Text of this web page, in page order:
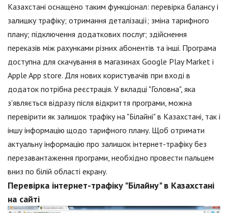
Казахстані оснащено таким функціонал: перевірка балансу і
залишку трафіку; отримання деталізації; зміна тарифного
плану; підключення додаткових послуг; здійснення
переказів між рахунками різних абонентів та інші. Програма
доступна для скачування в магазинах Google Play Market і
Apple App store. Для нових користувачів при вході в
додаток потрібна реєстрація. У вкладці "Головна", яка
з'являється відразу після відкриття програми, можна
перевірити як залишок трафіку на "Білайні" в Казахстані, так і
іншу інформацію щодо тарифного плану. Щоб отримати
актуальну інформацію про залишок інтернет-трафіку без
перезавантаження програми, необхідно провести пальцем
вниз по білій області екрану.
Перевірка інтернет-трафіку "Білайну" в Казахстані
на сайті